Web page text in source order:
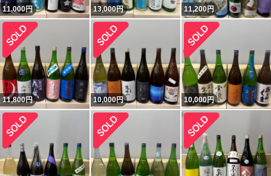
11,000円 13,000円 11,200円
11,800円 10,000円 10,000円